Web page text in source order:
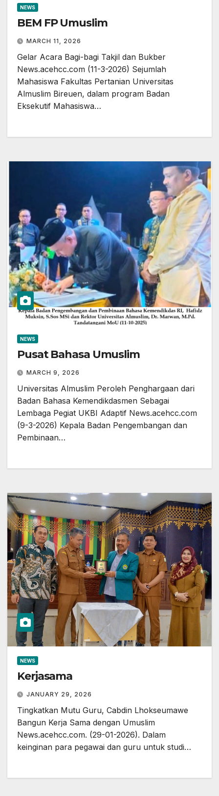
NEWS
BEM FP Umuslim
MARCH 11, 2026
Gelar Acara Bagi-bagi Takjil dan Bukber
News.acehcc.com (11-3-2026) Sejumlah
Mahasiswa Fakultas Pertanian Universitas
Almuslim Bireuen, dalam program Badan
Eksekutif Mahasiswa…
NEWS
Pusat Bahasa Umuslim
MARCH 9, 2026
Universitas Almuslim Peroleh Penghargaan dari
Badan Bahasa Kemendikdasmen Sebagai
Lembaga Pegiat UKBI Adaptif News.acehcc.com
(9-3-2026) Kepala Badan Pengembangan dan
Pembinaan…
NEWS
Kerjasama
JANUARY 29, 2026
Tingkatkan Mutu Guru, Cabdin Lhokseumawe
Bangun Kerja Sama dengan Umuslim
News.acehcc.com. (29-01-2026). Dalam
keinginan para pegawai dan guru untuk studi…